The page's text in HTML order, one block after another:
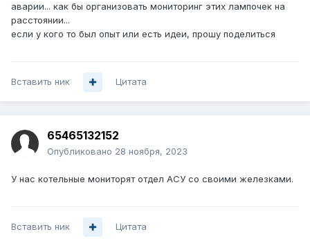
аварии... как бы организовать мониторинг этих лампочек на
расстоянии...
если у кого то был опыт или есть идеи, прошу поделиться
Вставить ник Цитата
65465132152
Опубликовано 28 ноября, 2023
У нас котельные мониторят отдел АСУ со своими железками.
Вставить ник Цитата